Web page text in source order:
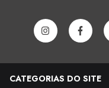
CATEGORIAS DO SITE